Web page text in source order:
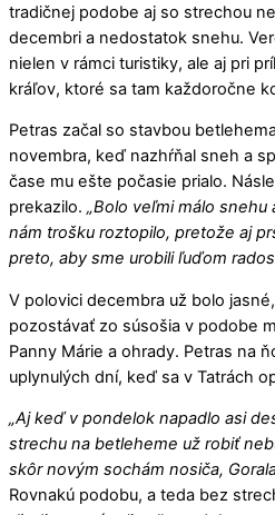
tradičnej podobe aj so strechou
decembri a nedostatok snehu.
nielen v rámci turistiky, ale aj pri
kráľov, ktoré sa tam každoročne
Petras začal so stavbou
novembra, keď nazhŕňal sneh a
čase mu ešte počasie prialo.
prekazilo. „Bolo veľmi málo snehu
nám trošku roztopilo, pretože aj
preto, aby sme urobili ľuďom
V polovici decembra už bolo
pozostávať zo súsošia v podobe
Panny Márie a ohrady. Petras na
uplynulých dní, keď sa v Tatrách
„Aj keď v pondelok napadlo asi
strechu na betleheme už robiť
skôr novým sochám nosiča,
Rovnakú podobu, a teda bez